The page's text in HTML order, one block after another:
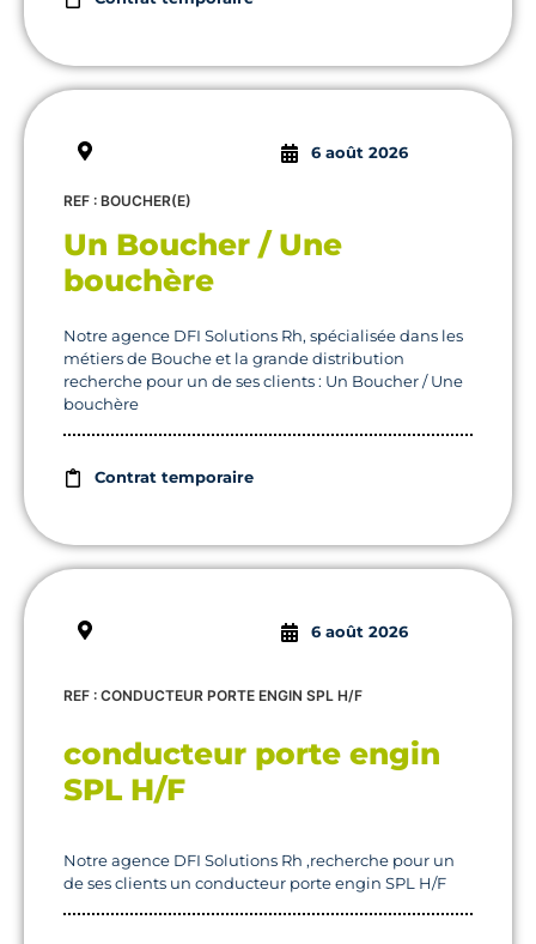
6 août 2026
REF : BOUCHER(E)
Un Boucher / Une
bouchère
Notre agence DFI Solutions Rh, spécialisée dans les
métiers de Bouche et la grande distribution
recherche pour un de ses clients : Un Boucher / Une
bouchère
Contrat temporaire
6 août 2026
REF : CONDUCTEUR PORTE ENGIN SPL H/F
conducteur porte engin
SPL H/F
Notre agence DFI Solutions Rh ,recherche pour un
de ses clients un conducteur porte engin SPL H/F